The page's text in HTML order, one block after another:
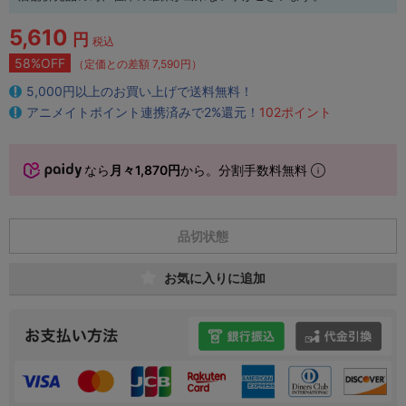
5,610 円 税込
58%OFF （定価との差額 7,590円）
5,000円以上のお買い上げで送料無料！
アニメイトポイント連携済みで2%還元！ 102ポイント
なら 月々1,870円から。分割手数料無料
品切状態
お気に入りに追加